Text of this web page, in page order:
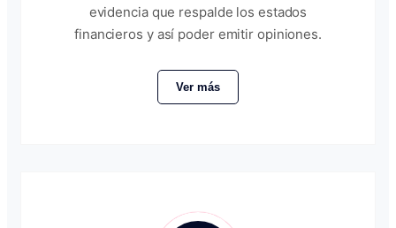
evidencia que respalde los estados
financieros y así poder emitir opiniones.
Ver más